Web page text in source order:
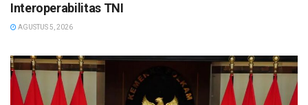
Interoperabilitas TNI
AGUSTUS 5, 2026